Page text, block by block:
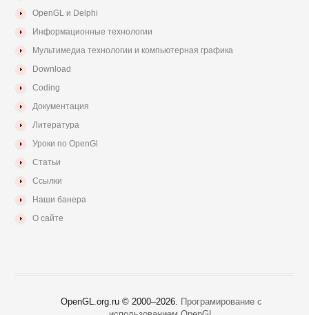
OpenGL и Delphi
Информационные технологии
Мультимедиа технологии и компьютерная графика
Download
Coding
Документация
Литература
Уроки по OpenGl
Статьи
Ссылки
Наши банера
О сайте
OpenGL.org.ru © 2000–2026.
Програмирование с